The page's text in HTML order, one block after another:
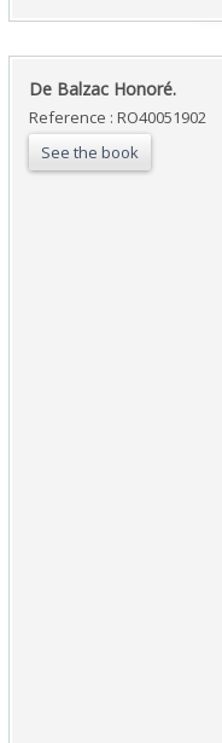
‎De Balzac Honoré.‎
Reference : RO40051902
See the book